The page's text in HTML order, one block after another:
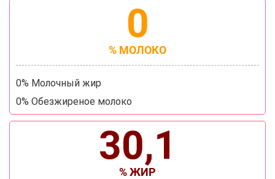
0
% МОЛОКО
0% Молочный жир
0% Обезжиреное молоко
30,1
% ЖИР